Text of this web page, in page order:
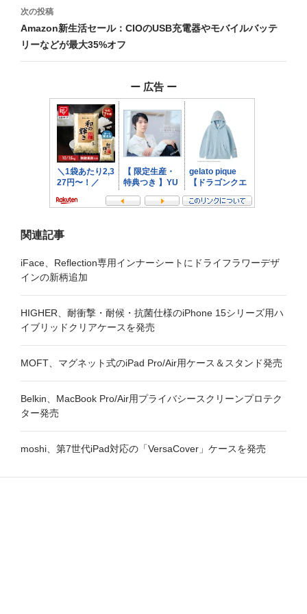
ビ
ゲ
ー
次の投稿
Amazon新生活セール：CIOのUSB充電器やモバイルバッテ
リーなどが最大35%オフ
ー 広告 ー
関連記事
iFace、Reflection専用インナーシートにドライフラワーデザ
インの新柄追加
HIGHER、耐衝撃・耐候・抗菌仕様のiPhone 15シリーズ用ハ
イブリッドクリアケースを発売
MOFT、マグネット式のiPad Pro/Air用ケース＆スタンド発売
Belkin、MacBook Pro/Air用プライバシースクリーンプロテク
ター発売
moshi、第7世代iPad対応の「VersaCover」ケースを発売